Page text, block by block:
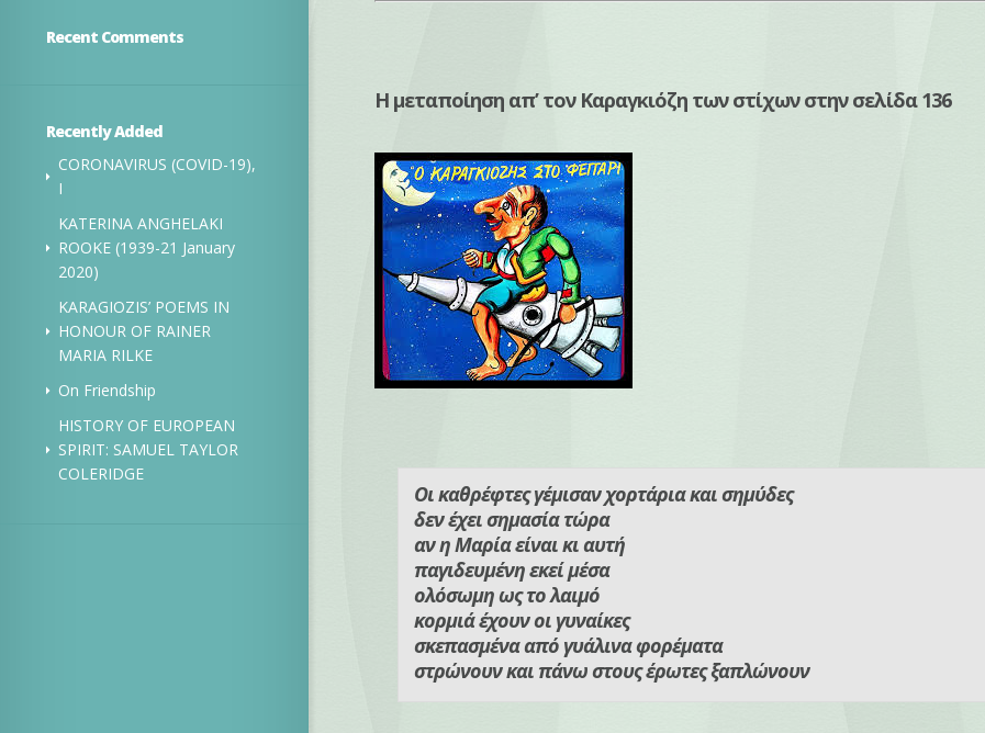
Recent Comments
Recently Added
CORONAVIRUS (COVID-19),
I
KATERINA ANGHELAKI
ROOKE (1939-21 January
2020)
KARAGIOZIS’ POEMS IN
HONOUR OF RAINER
MARIA RILKE
On Friendship
HISTORY OF EUROPEAN
SPIRIT: SAMUEL TAYLOR
COLERIDGE
Η μεταποίηση απ’ τον Καραγκιόζη των στίχων στην σελίδα 136
Οι καθρέφτες γέμισαν χορτάρια και σημύδες
δεν έχει σημασία τώρα
αν η Μαρία είναι κι αυτή
παγιδευμένη εκεί μέσα
ολόσωμη ως το λαιμό
κορμιά έχουν οι γυναίκες
σκεπασμένα από γυάλινα φορέματα
στρώνουν και πάνω στους έρωτες ξαπλώνουν